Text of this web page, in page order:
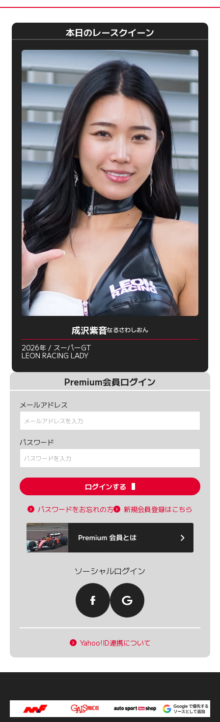
本日のレースクイーン
成沢紫音なるさわしおん
2026年 / スーパーGT
LEON RACING LADY
Premium会員ログイン
メールアドレス
パスワード
ログインする
パスワードをお忘れの方 新規会員登録はこちら
ソーシャルログイン
Yahoo!ID連携について